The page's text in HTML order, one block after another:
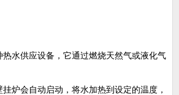
热水供应设备，它通过燃烧天然气或液化气
炉会自动启动，将水加热到设定的温度，